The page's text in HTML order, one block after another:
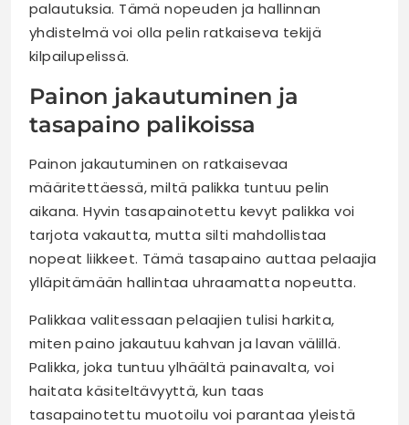
palautuksia. Tämä nopeuden ja hallinnan
yhdistelmä voi olla pelin ratkaiseva tekijä
kilpailupelissä.
Painon jakautuminen ja
tasapaino palikoissa
Painon jakautuminen on ratkaisevaa
määritettäessä, miltä palikka tuntuu pelin
aikana. Hyvin tasapainotettu kevyt palikka voi
tarjota vakautta, mutta silti mahdollistaa
nopeat liikkeet. Tämä tasapaino auttaa pelaajia
ylläpitämään hallintaa uhraamatta nopeutta.
Palikkaa valitessaan pelaajien tulisi harkita,
miten paino jakautuu kahvan ja lavan välillä.
Palikka, joka tuntuu ylhäältä painavalta, voi
haitata käsiteltävyyttä, kun taas
tasapainotettu muotoilu voi parantaa yleistä